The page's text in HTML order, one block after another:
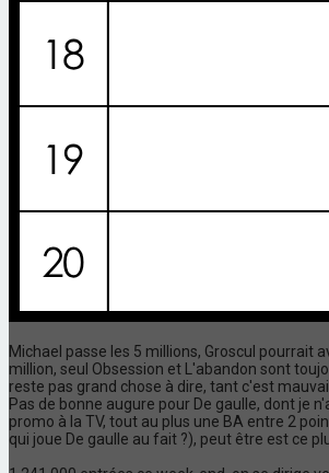
Michael passe les 5 millions, Groscul pourrait
million, seul Obsession et L'abandon sont
reste pas grand chose à dire, tant c'est
Pas de bonne augure pour De gaulle, dont je
promo à la TV, tout au plus une BA entre 2
qui joue De gaulle au fait ?), peut être est ce